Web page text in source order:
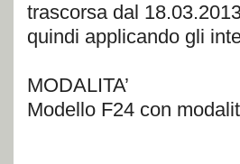
trascorsa dal
quindi applicando gli
MODALITA’
Modello F24 con